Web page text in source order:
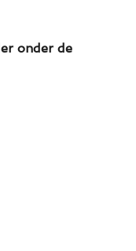
onder de